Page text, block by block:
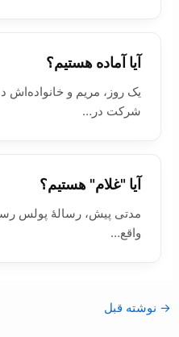
آیا آماده هستیم؟
یک روز، مریم و خانواده‌اش
شرکت در…
آیا "غلام" هستیم؟
مدتی پیش، رسالۀ پولس
واقع…
→ نوشته قبل